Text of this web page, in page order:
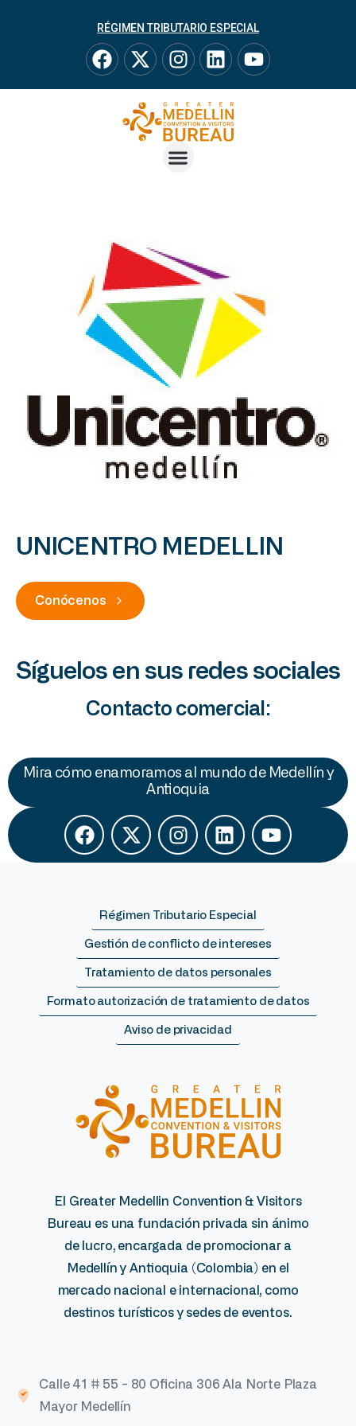
RÉGIMEN TRIBUTARIO ESPECIAL
UNICENTRO MEDELLIN
Conócenos
Síguelos en sus redes sociales
Contacto comercial:
Mira cómo enamoramos al mundo de Medellín y
Antioquia
Régimen Tributario Especial
Gestión de conflicto de intereses
Tratamiento de datos personales
Formato autorización de tratamiento de datos
Aviso de privacidad
El Greater Medellin Convention & Visitors
Bureau es una fundación privada sin ánimo
de lucro, encargada de promocionar a
Medellín y Antioquia (Colombia) en el
mercado nacional e internacional, como
destinos turísticos y sedes de eventos.
Calle 41 # 55 - 80 Oficina 306 Ala Norte Plaza
Mayor Medellín